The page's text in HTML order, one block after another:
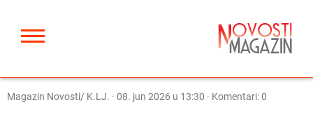
Magazin Novosti/ K.LJ. · 08. jun 2026 u 13:30 · Komentari: 0